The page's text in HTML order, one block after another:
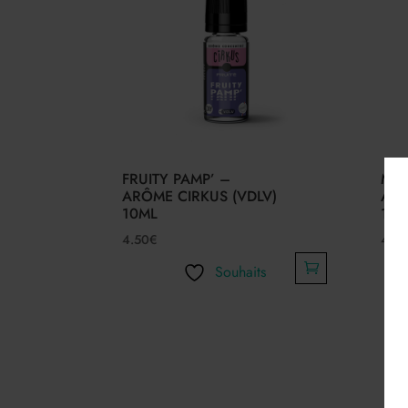
FRUITY PAMP’ –
ARÔME CIRKUS (VDLV)
10ML
4.50€
Souhaits
10ML
4.50